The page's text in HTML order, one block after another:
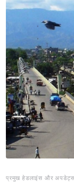
प्रमुख हेडलाइंस और